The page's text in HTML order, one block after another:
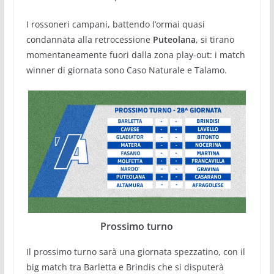
I rossoneri campani, battendo l’ormai quasi
condannata alla retrocessione Puteolana, si tirano
momentaneamente fuori dalla zona play-out: i match
winner di giornata sono Caso Naturale e Talamo.
Prossimo turno
Il prossimo turno sarà una giornata spezzatino, con il
big match tra Barletta e Brindis che si disputerà